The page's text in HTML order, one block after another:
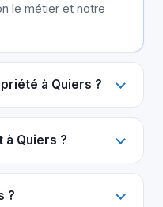
le métier et notre
à Quiers ?
à Quiers ?
?